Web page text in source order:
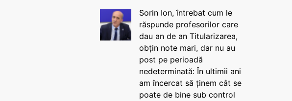
Sorin Ion, întrebat cum le
răspunde profesorilor care
dau an de an Titularizarea,
obțin note mari, dar nu au
post pe perioadă
nedeterminată: În ultimii ani
am încercat să ținem cât se
poate de bine sub control